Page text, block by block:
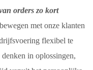
orders zo kort
met onze klanten
flexibel te
in oplossingen,